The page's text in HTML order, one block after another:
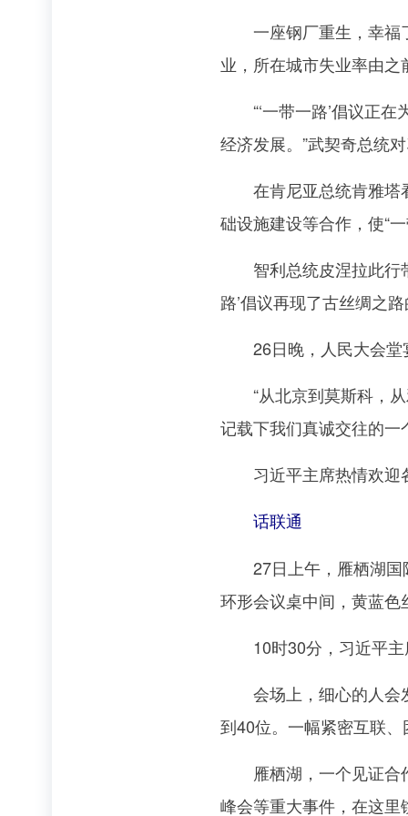
一座钢厂重生，幸福
业，所在城市失业率由
“‘一带一路’倡议正在
经济发展。”武契奇总统
在肯尼亚总统肯雅塔看
础设施建设等合作，使“
智利总统皮涅拉此行带
路’倡议再现了古丝绸之
26日晚，人民大会堂
“从北京到莫斯科，从
记载下我们真诚交往的一
习近平主席热情欢迎
话联通
27日上午，雁栖湖国
环形会议桌中间，黄蓝
10时30分，习近平主
会场上，细心的人会发
到40位。一幅紧密互联
雁栖湖，一个见证合作
峰会等重大事件，在这